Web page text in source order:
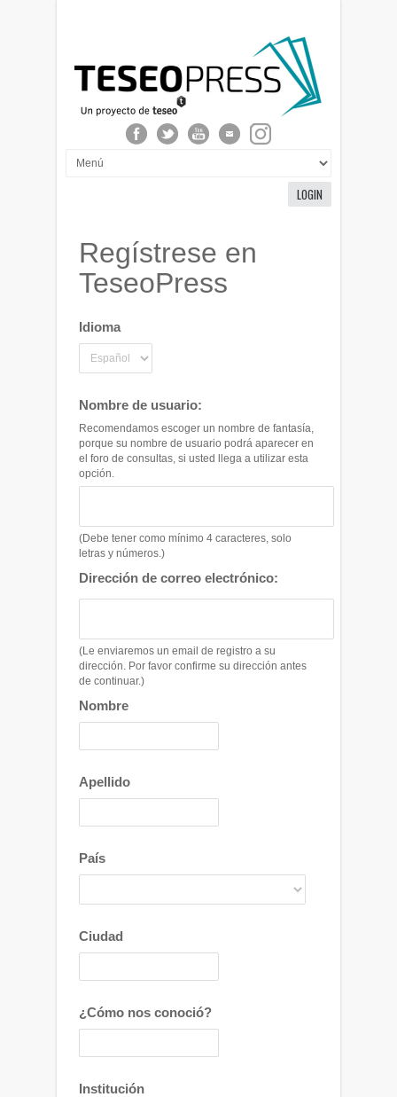
LOGIN
Regístrese en
TeseoPress
Idioma
Nombre de usuario:
Recomendamos escoger un nombre de fantasía,
porque su nombre de usuario podrá aparecer en
el foro de consultas, si usted llega a utilizar esta
opción.
(Debe tener como mínimo 4 caracteres, solo
letras y números.)
Dirección de correo electrónico:
(Le enviaremos un email de registro a su
dirección. Por favor confirme su dirección antes
de continuar.)
Nombre
Apellido
País
Ciudad
¿Cómo nos conoció?
Institución